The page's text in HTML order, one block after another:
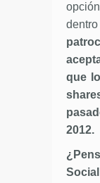
que
2012.